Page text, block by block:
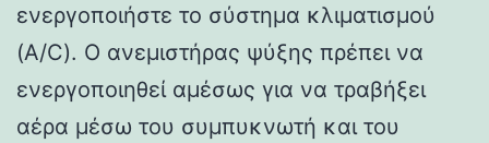
ενεργοποιήστε το σύστημα κλιματισμού
(A/C). Ο ανεμιστήρας ψύξης πρέπει να
ενεργοποιηθεί αμέσως για να τραβήξει
αέρα μέσω του συμπυκνωτή και του